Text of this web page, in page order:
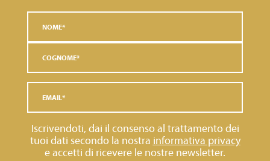
Iscrivendoti, dai il consenso al trattamento dei
tuoi dati secondo la nostra informativa privacy
e accetti di ricevere le nostre newsletter.